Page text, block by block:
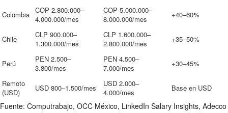
Colombia COP 2.800.000–
4.000.000/mes
COP 5.000.000–
8.000.000/mes
+40–60%
Chile
CLP 900.000–
1.300.000/mes
CLP 1.600.000–
2.800.000/mes
+35–50%
Perú
PEN 2.500–
3.800/mes
PEN 4.500–
7.000/mes
+30–45%
Remoto
(USD)
USD 800–1.500/mes
USD 2.000–
4.000/mes
Base en USD
Fuente: Computrabajo, OCC México, LinkedIn Salary Insights, Adecco